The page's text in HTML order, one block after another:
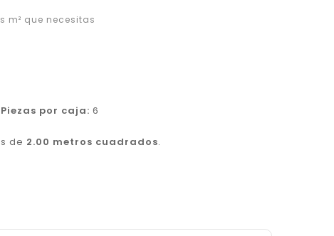
m² que necesitas
Piezas por caja: 6
de 2.00 metros cuadrados.